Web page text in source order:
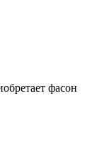
фасон